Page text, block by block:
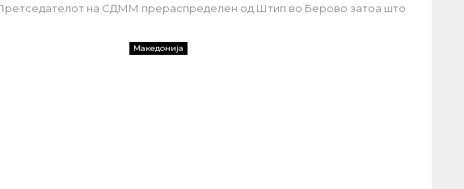
на СДММ прераспределен од Штип во Берово затоа што
Македонија